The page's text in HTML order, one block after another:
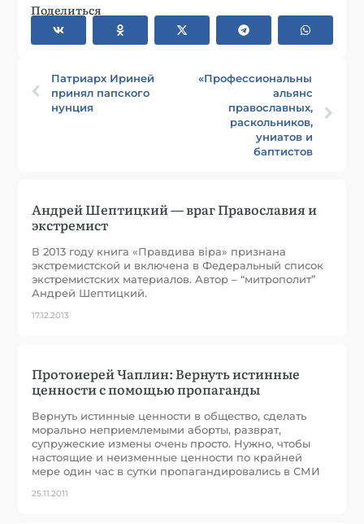
Поделиться
Патриарх Ириней
принял папского
нунция
«Профессиональный»
альянс
православных,
раскольников,
униатов и
баптистов
Андрей Шептицкий — враг Православия и
экстремист
В 2013 году книга «Правдива віра» признана
экстремистской и включена в Федеральный список
экстремистских материалов. Автор – “митрополит”
Андрей Шептицкий.
17.12.2013
Протоиерей Чаплин: Вернуть истинные
ценности с помощью пропаганды
Вернуть истинные ценности в общество, сделать
морально неприемлемыми аборты, разврат,
супружеские измены очень просто. Нужно, чтобы
настоящие и неизменные ценности по крайней
мере один час в сутки пропагандировались в СМИ
25.11.2011